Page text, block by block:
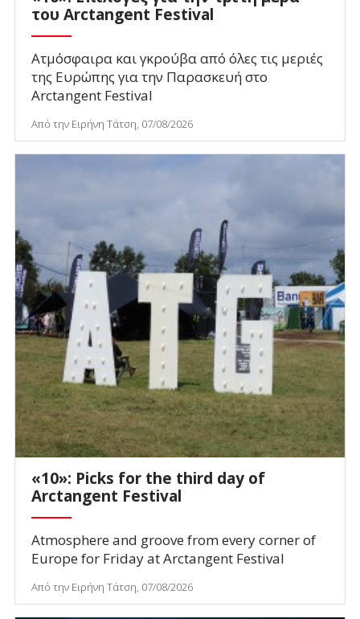
του Arctangent Festival
Ατμόσφαιρα και γκρούβα από όλες τις μεριές
της Ευρώπης για την Παρασκευή στο
Arctangent Festival
Από την Ειρήνη Τάτση, 07/08/2026
«10»: Picks for the third day of
Arctangent Festival
Atmosphere and groove from every corner of
Europe for Friday at Arctangent Festival
Από την Ειρήνη Τάτση, 07/08/2026